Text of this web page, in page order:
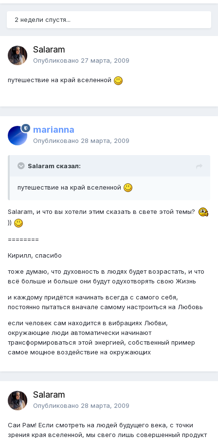
2 недели спустя...
Salaram
Опубликовано 27 марта, 2009
путешествие на край вселенной
marianna
Опубликовано 28 марта, 2009
Salaram сказал:
путешествие на край вселенной
Salaram, и что вы хотели этим сказать в свете этой темы?
))
========
Кирилл, спасибо
тоже думаю, что духовность в людях будет возрастать, и что
всё больше и больше они будут одухотворять свою Жизнь
и каждому придётся начинать всегда с самого себя,
постоянно пытаться вначале самому настроиться на Любовь
если человек сам находится в вибрациях Любви,
окружающие люди автоматически начинают
трансформироваться этой энергией, собственный пример
самое мощное воздействие на окружающих
Salaram
Опубликовано 28 марта, 2009
Саи Рам! Если смотреть на людей будущего века, с точки
зрения края вселенной, мы свего лишь совершенный продукт